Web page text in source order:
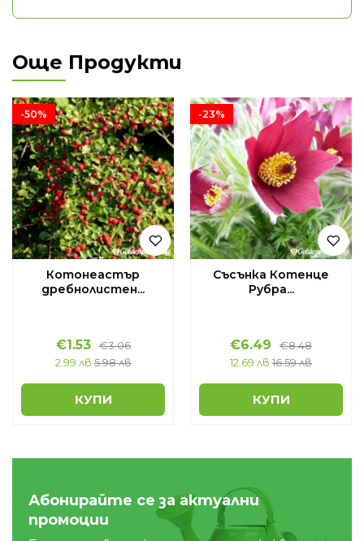
Още Продукти
-50%
Котонеастър
дребнолистен...
€1.53 €3.06
2.99 лв 5.98 лв
КУПИ
-23%
Съсънка Котенце
Рубра...
€6.49 €8.48
12.69 лв 16.59 лв
КУПИ
Абонирайте се за актуални
промоции